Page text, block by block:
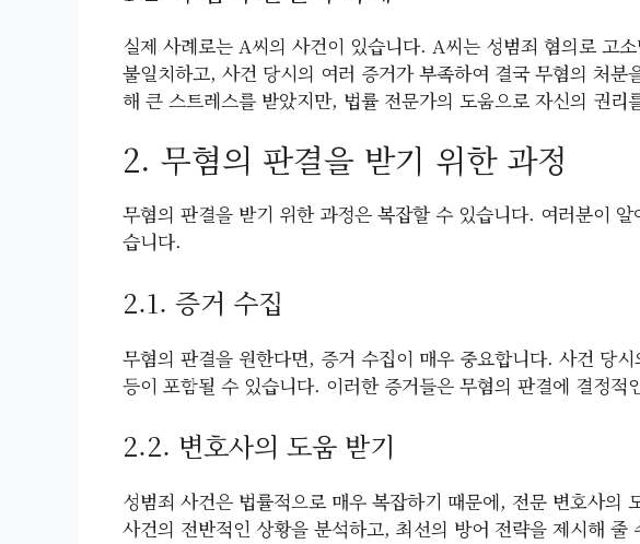
실제 사례로는 A씨의 사건이 있습니다. A씨는 성범죄 혐의로 고
불일치하고, 사건 당시의 여러 증거가 부족하여 결국 무혐의 처분
해 큰 스트레스를 받았지만, 법률 전문가의 도움으로 자신의 권리
2. 무혐의 판결을 받기 위한 과정
무혐의 판결을 받기 위한 과정은 복잡할 수 있습니다. 여러분이
습니다.
2.1. 증거 수집
무혐의 판결을 원한다면, 증거 수집이 매우 중요합니다. 사건 당
등이 포함될 수 있습니다. 이러한 증거들은 무혐의 판결에 결정적
2.2. 변호사의 도움 받기
성범죄 사건은 법률적으로 매우 복잡하기 때문에, 전문 변호사의
사건의 전반적인 상황을 분석하고, 최선의 방어 전략을 제시해 줄